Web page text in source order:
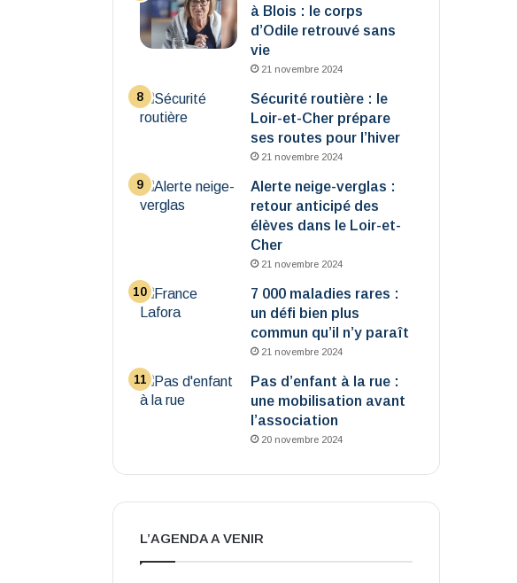
à Blois : le corps
d’Odile retrouvé sans
vie
21 novembre 2024
Sécurité routière : le
Loir-et-Cher prépare
ses routes pour l’hiver
21 novembre 2024
Alerte neige-verglas :
retour anticipé des
élèves dans le Loir-et-
Cher
21 novembre 2024
7 000 maladies rares :
un défi bien plus
commun qu’il n’y paraît
21 novembre 2024
Pas d’enfant à la rue :
une mobilisation avant
l’association
20 novembre 2024
L’AGENDA A VENIR